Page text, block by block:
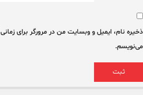
ذخیره نام، ایمیل و وبسایت من در مرورگر برای
می‌نویسم.